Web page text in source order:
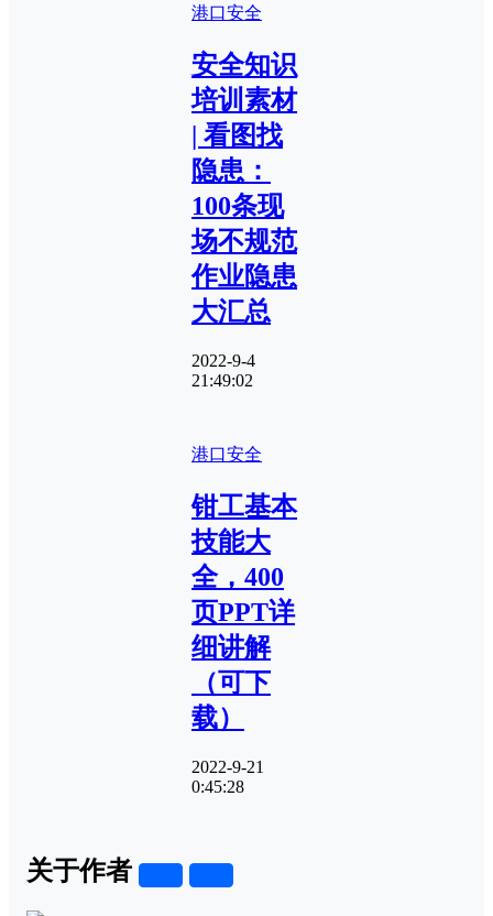
港口安全
安全知识
培训素材
| 看图找
隐患：
100条现
场不规范
作业隐患
大汇总
2022-9-4
21:49:02
港口安全
钳工基本
技能大
全，400
页PPT详
细讲解
（可下
载）
2022-9-21
0:45:28
关于作者